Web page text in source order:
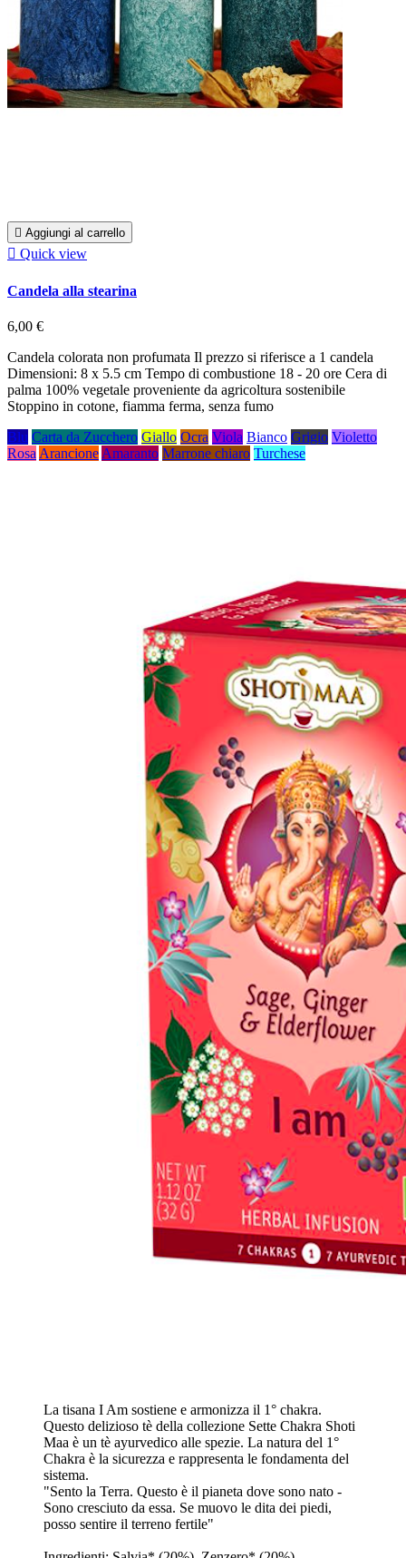
 Aggiungi al carrello
 Quick view
Candela alla stearina
6,00 €
Candela colorata non profumata Il prezzo si riferisce a 1 candela
Dimensioni: 8 x 5.5 cm Tempo di combustione 18 - 20 ore Cera di
palma 100% vegetale proveniente da agricoltura sostenibile
Stoppino in cotone, fiamma ferma, senza fumo
Blu Carta da Zucchero Giallo Ocra Viola Bianco Grigio Violetto
Rosa Arancione Amaranto Marrone chiaro Turchese
La tisana I Am sostiene e armonizza il 1° chakra.
Questo delizioso tè della collezione Sette Chakra Shoti
Maa è un tè ayurvedico alle spezie. La natura del 1°
Chakra è la sicurezza e rappresenta le fondamenta del
sistema.
"Sento la Terra. Questo è il pianeta dove sono nato -
Sono cresciuto da essa. Se muovo le dita dei piedi,
posso sentire il terreno fertile"